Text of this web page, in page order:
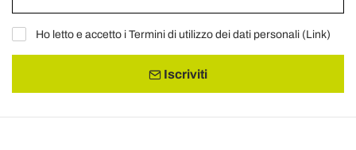
Ho letto e accetto i Termini di utilizzo dei dati personali (Link)
Iscriviti